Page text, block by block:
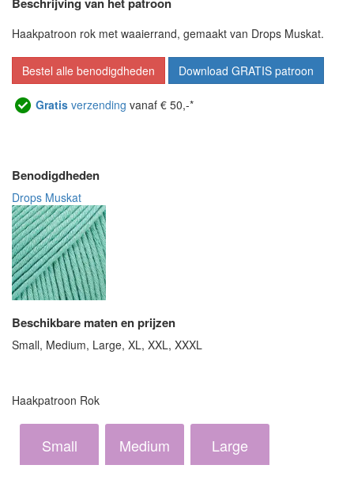
Beschrijving van het patroon
Haakpatroon rok met waaierrand, gemaakt van Drops Muskat.
Bestel alle benodigdheden Download GRATIS patroon
Gratis verzending vanaf € 50,-*
Benodigdheden
Drops Muskat
Beschikbare maten en prijzen
Small, Medium, Large, XL, XXL, XXXL
Haakpatroon Rok
Small Medium Large